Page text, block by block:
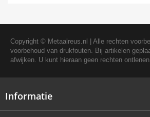
Copyright © Metaalreus.nl
| Alle rechten
voorbehoud van drukfouten. Bij artikelen
afwijken. U kunt hieraan geen rechten
Informatie